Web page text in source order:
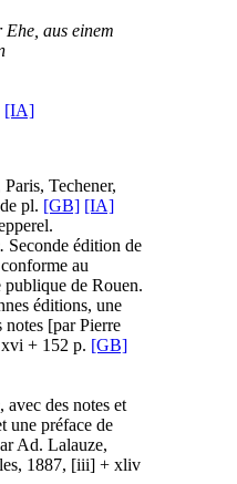
aus einem
[IA]
Paris, Techener,
pl. [GB] [IA]
Seconde édition de
au
de Rouen.
éditions, une
[par Pierre
xvi + 152 p. [GB]
, avec des notes et
une préface de
Ad. Lalauze,
1887, [iii] + xliv